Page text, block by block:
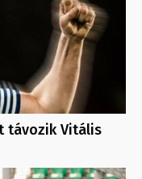
távozik Vitális